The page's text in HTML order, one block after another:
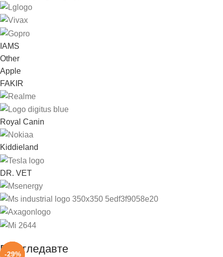
IAMS
Other
Apple
FAKIR
Royal Canin
Kiddieland
DR. VET
Вие гледавте
-62%
-16%
-29%